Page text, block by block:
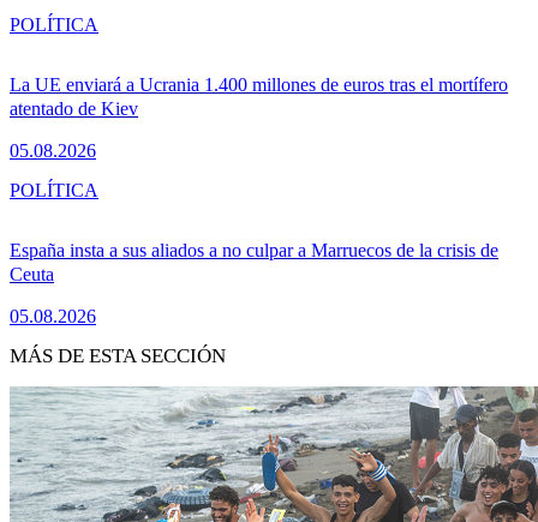
La UE enviará a Ucrania 1.400 millones de euros tras el mortífero
atentado de Kiev
05.08.2026
POLÍTICA
España insta a sus aliados a no culpar a Marruecos de la crisis de
Ceuta
05.08.2026
POLÍTICA
MÁS DE ESTA SECCIÓN